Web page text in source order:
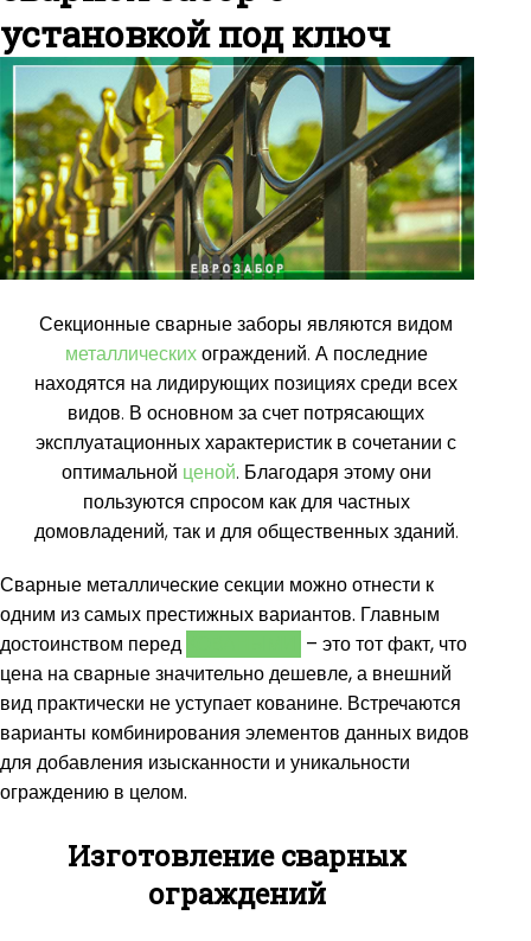
установкой под ключ
Секционные сварные заборы являются видом
металлическихограждений. А последние
находятся на лидирующих позициях среди всех
видов. В основном за счет потрясающих
эксплуатационных характеристик в сочетании с
оптимальной ценой. Благодаря этому они
пользуются спросом как для частных
домовладений, так и для общественных зданий.
Сварные металлические секции можно отнести к
одним из самых престижных вариантов. Главным
достоинством перед
– это тот факт, что
цена на сварные значительно дешевле, а внешний
вид практически не уступает кованине. Встречаются
варианты комбинирования элементов данных видов
для добавления изысканности и уникальности
ограждению в целом.
Изготовление сварных
ограждений